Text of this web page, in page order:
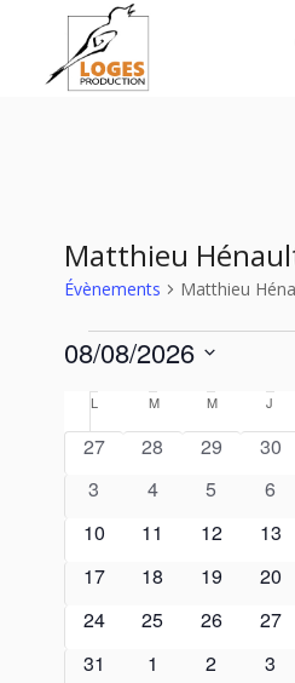
Matthieu
Évènements Matthieu
08/08/2026
une
date.
Calendrier
de
Évènements
L M M J
0
27
0
28
0
29
0
30
0
3
0
4
0
5
0
6
0
10
0
11
0
12
0
13
0
17
0
18
0
19
0
20
0
24
0
25
0
26
0
27
0
31
0
1
0
2
0
3